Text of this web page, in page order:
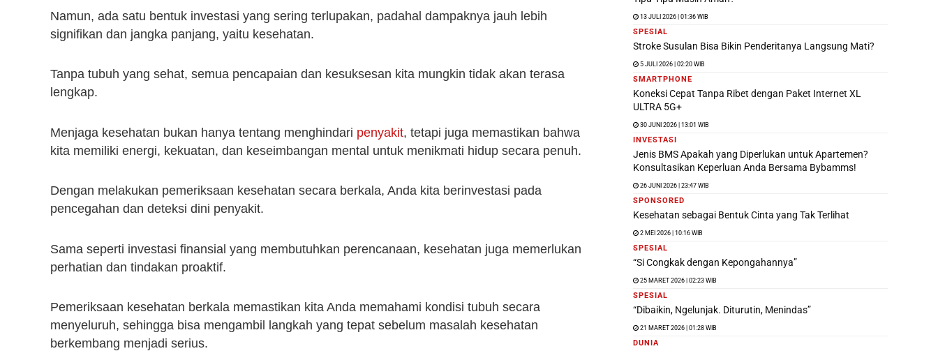
Namun, ada satu bentuk investasi yang sering terlupakan, padahal dampaknya jauh lebih
signifikan dan jangka panjang, yaitu kesehatan.
Tanpa tubuh yang sehat, semua pencapaian dan kesuksesan kita mungkin tidak akan terasa
lengkap.
Menjaga kesehatan bukan hanya tentang menghindari penyakit, tetapi juga memastikan bahwa
kita memiliki energi, kekuatan, dan keseimbangan mental untuk menikmati hidup secara penuh.
Dengan melakukan pemeriksaan kesehatan secara berkala, Anda kita berinvestasi pada
pencegahan dan deteksi dini penyakit.
Sama seperti investasi finansial yang membutuhkan perencanaan, kesehatan juga memerlukan
perhatian dan tindakan proaktif.
Pemeriksaan kesehatan berkala memastikan kita Anda memahami kondisi tubuh secara
menyeluruh, sehingga bisa mengambil langkah yang tepat sebelum masalah kesehatan
berkembang menjadi serius.
13 JULI 2026 | 01:36 WIB
SPESIAL
Stroke Susulan Bisa Bikin Penderitanya Langsung Mati?
5 JULI 2026 | 02:20 WIB
SMARTPHONE
Koneksi Cepat Tanpa Ribet dengan Paket Internet XL
ULTRA 5G+
30 JUNI 2026 | 13:01 WIB
INVESTASI
Jenis BMS Apakah yang Diperlukan untuk Apartemen?
Konsultasikan Keperluan Anda Bersama Bybamms!
26 JUNI 2026 | 23:47 WIB
SPONSORED
Kesehatan sebagai Bentuk Cinta yang Tak Terlihat
2 MEI 2026 | 10:16 WIB
SPESIAL
“Si Congkak dengan Kepongahannya”
25 MARET 2026 | 02:23 WIB
SPESIAL
“Dibaikin, Ngelunjak. Diturutin, Menindas”
21 MARET 2026 | 01:28 WIB
DUNIA